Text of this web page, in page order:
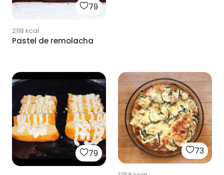
79
2118 kcal
Pastel de remolacha
79 73